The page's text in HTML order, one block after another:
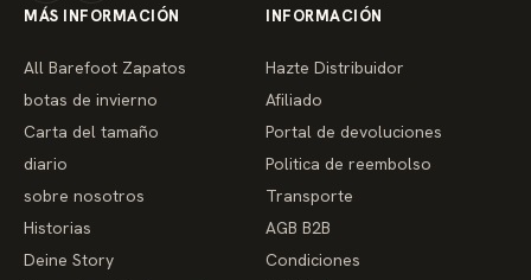
MÁS INFORMACIÓN
All Barefoot Zapatos
botas de invierno
Carta del tamaño
diario
sobre nosotros
Historias
Deine Story
INFORMACIÓN
Hazte Distribuidor
Afiliado
Portal de devoluciones
Politica de reembolso
Transporte
AGB B2B
Condiciones